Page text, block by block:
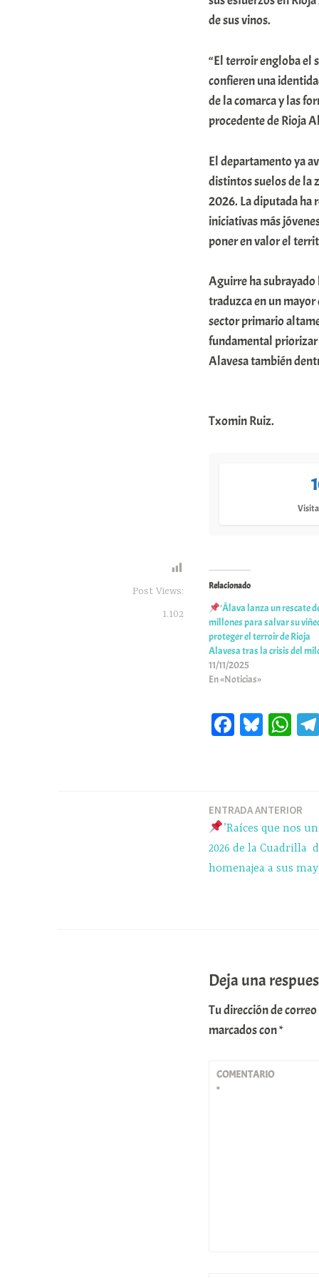
de sus vinos.
“El terroir engloba el
confieren una
de la comarca y las
procedente de Rioja
El departamento ya
distintos suelos de la
2026. La diputada ha
iniciativas más
poner en valor el
Aguirre ha
traduzca en un
sector primario
fundamental priorizar
Alavesa también
Txomin Ruiz.
Post Views:
1.102
Relacionado
’Álava lanza un rescate
millones para salvar su
proteger el terroir de Rioja
Alavesa tras la crisis del
11/11/2025
En «Noticias»
Fa Bl W
pp
ENTRADA ANTERIOR
’Raíces que nos
2026 de la Cuadrilla
homenajea a sus
Deja una
Tu dirección de
marcados con*
COMENTARIO
*